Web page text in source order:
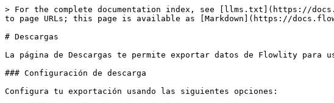
> For the complete documentation index, see [llms.txt](https://
to page URLs; this page is available as [Markdown](https://
# Descargas
La página de Descargas te permite exportar datos de Flowlity
### Configuración de descarga
Configura tu exportación usando las siguientes opciones: